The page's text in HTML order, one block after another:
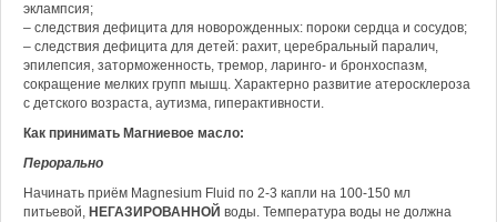
эклампсия;
– следствия дефицита для новорожденных: пороки сердца и сосудов;
– следствия дефицита для детей: рахит, церебральный паралич,
эпилепсия, заторможенность, тремор, ларинго- и бронхоспазм,
сокращение мелких групп мышц. Характерно развитие атеросклероза
с детского возраста, аутизма, гиперактивности.
Как принимать Магниевое масло:
Перорально
Начинать приём Magnesium Fluid по 2-3 капли на 100-150 мл
питьевой, НЕГАЗИРОВАННОЙ воды. Температура воды не должна